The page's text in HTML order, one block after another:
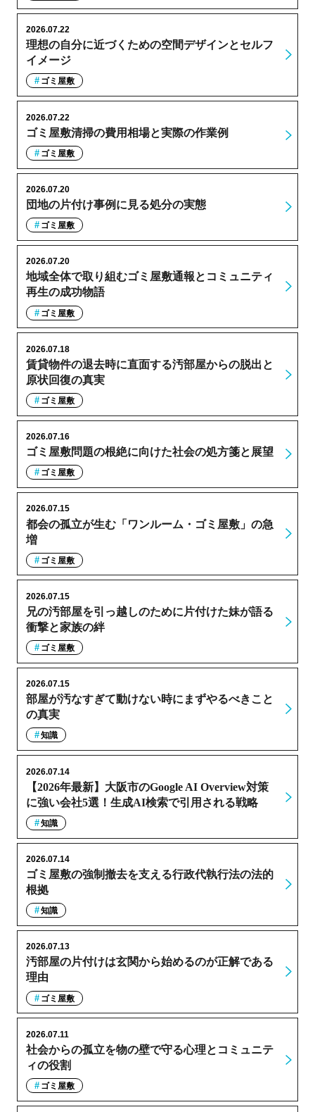
理想の自分に近づくための空間デザインとセルフ
イメージ
2026.07.22
ゴミ屋敷
ゴミ屋敷清掃の費用相場と実際の作業例
2026.07.22
ゴミ屋敷
団地の片付け事例に見る処分の実態
2026.07.20
ゴミ屋敷
地域全体で取り組むゴミ屋敷通報とコミュニティ
再生の成功物語
2026.07.20
ゴミ屋敷
賃貸物件の退去時に直面する汚部屋からの脱出と
原状回復の真実
2026.07.18
ゴミ屋敷
ゴミ屋敷問題の根絶に向けた社会の処方箋と展望
2026.07.16
ゴミ屋敷
都会の孤立が生む「ワンルーム・ゴミ屋敷」の急
増
2026.07.15
ゴミ屋敷
兄の汚部屋を引っ越しのために片付けた妹が語る
衝撃と家族の絆
2026.07.15
ゴミ屋敷
部屋が汚なすぎて動けない時にまずやるべきこと
の真実
2026.07.15
知識
【2026年最新】大阪市のGoogle AI Overview対策
に強い会社5選！生成AI検索で引用される戦略
2026.07.14
知識
ゴミ屋敷の強制撤去を支える行政代執行法の法的
根拠
2026.07.14
知識
汚部屋の片付けは玄関から始めるのが正解である
理由
2026.07.13
ゴミ屋敷
社会からの孤立を物の壁で守る心理とコミュニテ
ィの役割
2026.07.11
ゴミ屋敷